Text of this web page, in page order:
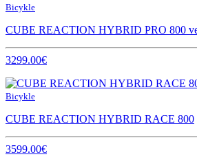
Bicykle
CUBE REACTION HYBRID PRO 800
3299.00€
Bicykle
CUBE REACTION HYBRID RACE 800
3599.00€